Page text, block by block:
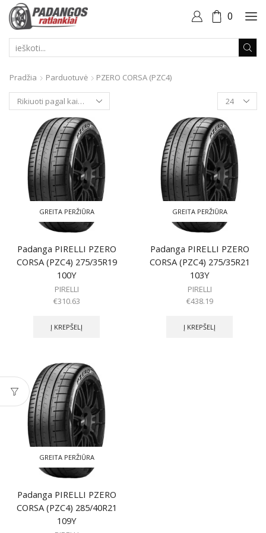
0
Pradžia Parduotuvė
PZERO CORSA (PZC4)
Produktai
puslapyje
GREITA PERŽIŪRA
Padanga PIRELLI PZERO
CORSA (PZC4) 275/35R19
100Y
PIRELLI
€310.63
Į KREPŠELĮ
GREITA PERŽIŪRA
Padanga PIRELLI PZERO
CORSA (PZC4) 275/35R21
103Y
PIRELLI
€438.19
Į KREPŠELĮ
GREITA PERŽIŪRA
Padanga PIRELLI PZERO
CORSA (PZC4) 285/40R21
109Y